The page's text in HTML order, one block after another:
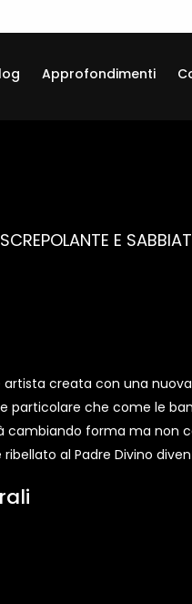
Approfondimenti
E
artista creata con una
particolare che come le
forma ma non
al Padre Divino